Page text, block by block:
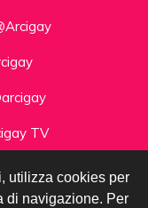
utilizza cookies per
di navigazione. Per
TV